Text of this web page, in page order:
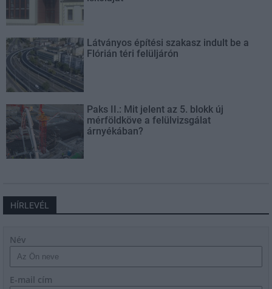
Látványos építési szakasz indult be a
Flórián téri felüljárón
Paks II.: Mit jelent az 5. blokk új
mérföldköve a felülvizsgálat
árnyékában?
HÍRLEVÉL
Név
E-mail cím